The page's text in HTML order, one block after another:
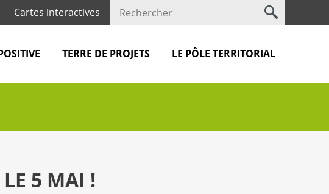
Votre
Cartes interactives
TERRE DE PROJETS LE PÔLE TERRITORIAL
5 MAI !